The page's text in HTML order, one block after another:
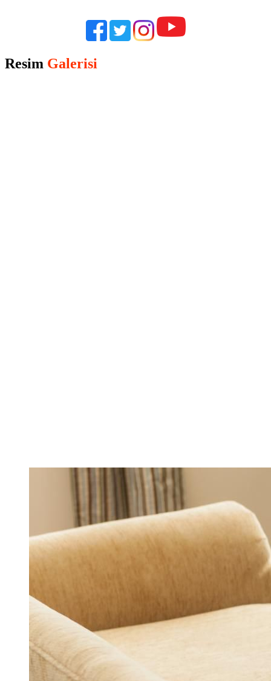
Resim Galerisi